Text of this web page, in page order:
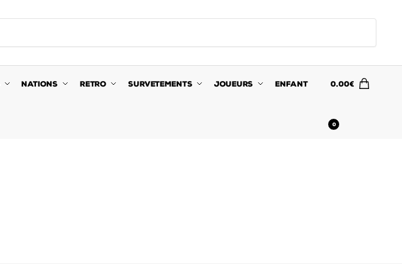
NATIONS RETRO SURVETEMENTS JOUEURS ENFANT 0.00€
0